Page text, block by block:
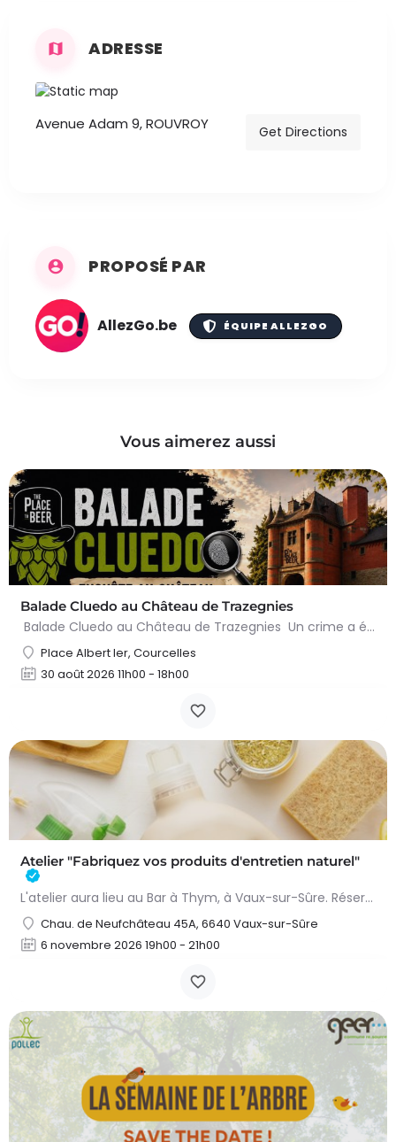
ADRESSE
Avenue Adam 9, ROUVROY Get Directions
PROPOSÉ PAR
AllezGo.be ÉQUIPE ALLEZGO
Vous aimerez aussi
Balade Cluedo au Château de Trazegnies
Balade Cluedo au Château de Trazegnies Un crime a été commis au Château de Trazegnies… À vous de résoudre…
Place Albert Ier, Courcelles
30 août 2026 11h00 - 18h00
Atelier "Fabriquez vos produits d'entretien naturel"
L'atelier aura lieu au Bar à Thym, à Vaux-sur-Sûre. Réservation :
Chau. de Neufchâteau 45A, 6640 Vaux-sur-Sûre
6 novembre 2026 19h00 - 21h00